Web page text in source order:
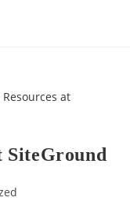
SiteGround